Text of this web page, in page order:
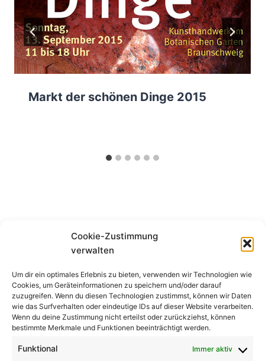
Cookie-Zustimmung
verwalten
Um dir ein optimales Erlebnis zu bieten, verwenden wir Technologien wie
Cookies, um Geräteinformationen zu speichern und/oder darauf
zuzugreifen. Wenn du diesen Technologien zustimmst, können wir Daten
wie das Surfverhalten oder eindeutige IDs auf dieser Website verarbeiten.
Wenn du deine Zustimmung nicht erteilst oder zurückziehst, können
bestimmte Merkmale und Funktionen beeinträchtigt werden.
Funktional Immer aktiv
Markt der schönen Dinge 2015
^